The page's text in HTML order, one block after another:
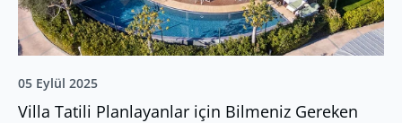
05 Eylül 2025
Villa Tatili Planlayanlar için Bilmeniz Gereken